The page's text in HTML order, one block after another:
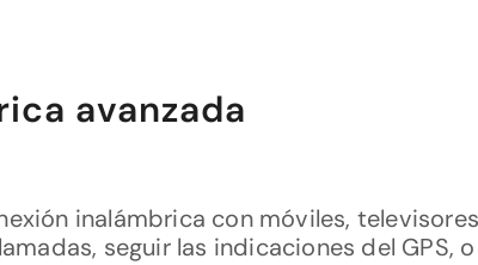
avanzada
inalámbrica con móviles,
seguir las indicaciones del